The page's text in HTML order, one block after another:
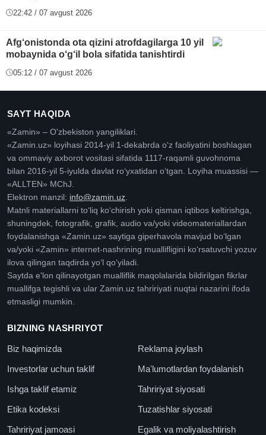
22:42 / 07 avgust 2026
Afg‘onistonda ota qizini atrofdagilarga 10 yil
mobaynida o‘g‘il bola sifatida tanishtirdi
05:12 / 07 avgust 2026
SAYT HAQIDA
«Zamin» – O'zbekiston yangiliklari.
«Zamin.uz» loyihasi 2014-yil 1-dekabrda oʻz faoliyatini boshlagan
va ommaviy axborot vositasi sifatida 1117-raqamli guvohnoma
bilan 2016-yil 5-iyulda davlat roʻyxatidan oʻtgan. Loyiha muassisi —
«ALLTEN» MChJ.
Elektron manzil: info@zamin.uz
Matnli materiallarni toʻliq koʻchirish yoki qisman iqtibos keltirishga,
shuningdek, fotografik, grafik, audio va/yoki videomateriallardan
foydalanishga «Zamin.uz» saytiga giperhavola mavjud boʻlgan
va/yoki «Zamin» internet-nashrining muallifligini koʻrsatuvchi yozuv
ilova qilingan taqdirda yoʻl qoʻyiladi.
Saytda e'lon qilinayotgan mualliflik maqolalarida bildirilgan fikrlar
muallifga tegishli va ular Zamin.uz tahririyati nuqtai nazarini ifoda
etmasligi mumkin.
BIZNING NASHRIYOT
Biz haqimizda
Reklama joylash
Investorlar uchun taklif
Maʼlumotlardan foydalanish
Ishga taklif etamiz
Tahririyat siyosati
Etika kodeksi
Tuzatishlar siyosati
Tahririyat jamoasi
Egalik va moliyalashtirish